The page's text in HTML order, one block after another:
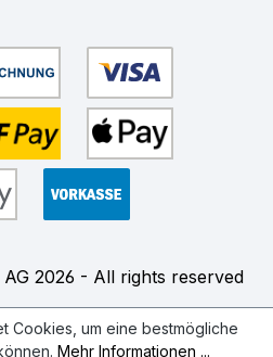
2026 - All rights reserved
Cookies, um eine bestmögliche
Mehr Informationen ...